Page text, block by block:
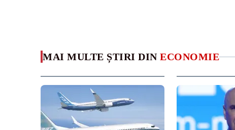
MAI MULTE ȘTIRI DIN ECONOMIE